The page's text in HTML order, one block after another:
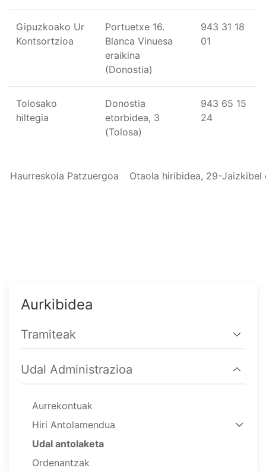
Gipuzkoako Ur
Kontsortzioa
Portuetxe 16.
Blanca Vinuesa
eraikina
(Donostia)
943 31 18
01
Tolosako
hiltegia
Donostia
etorbidea, 3
(Tolosa)
943 65 15
24
Haurreskola Patzuergoa Otaola hiribidea, 29-Jaizkibel
Aurkibidea
Tramiteak
Udal Administrazioa
Aurrekontuak
Hiri Antolamendua
Udal antolaketa
Ordenantzak